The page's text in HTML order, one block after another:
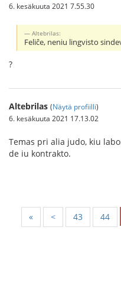
6. kesäkuuta 2021 7.55.30
Altebrilas:
Feliĉe, neniu lingvisto
?
Altebrilas (Näytä profiilli)
6. kesäkuuta 2021 17.13.02
Temas pri alia judo, kiu
de iu kontrakto.
« < 43 44